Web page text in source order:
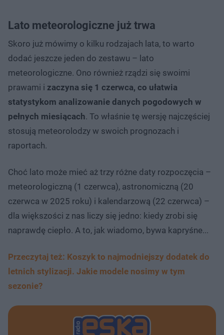
Lato meteorologiczne już trwa
Skoro już mówimy o kilku rodzajach lata, to warto
dodać jeszcze jeden do zestawu – lato
meteorologiczne. Ono również rządzi się swoimi
prawami i zaczyna się 1 czerwca, co ułatwia
statystykom analizowanie danych pogodowych w
pełnych miesiącach. To właśnie tę wersję najczęściej
stosują meteorolodzy w swoich prognozach i
raportach.
Choć lato może mieć aż trzy różne daty rozpoczęcia –
meteorologiczną (1 czerwca), astronomiczną (20
czerwca w 2025 roku) i kalendarzową (22 czerwca) –
dla większości z nas liczy się jedno: kiedy zrobi się
naprawdę ciepło. A to, jak wiadomo, bywa kapryśne...
Przeczytaj też: Koszyk to najmodniejszy dodatek do
letnich stylizacji. Jakie modele nosimy w tym
sezonie?